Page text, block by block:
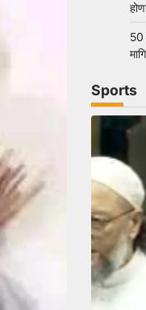
50
Sports